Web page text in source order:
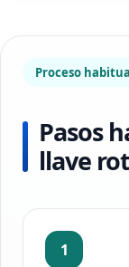
Proceso
Pasos
llave
1